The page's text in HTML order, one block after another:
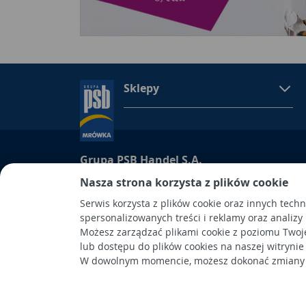
Nasza strona korzysta z plików cookie
Serwis korzysta z plików cookie oraz innych
spersonalizowanych treści i reklamy oraz
Możesz zarządzać plikami cookie z poziomu
lub dostępu do plików cookies na naszej
W dowolnym momencie, możesz dokonać
Sklepy
Grupa PSB Handel S.A.
Grupa PSB Handel S.A., siedziba: Wełecz 142,
Kielcach
pod nr KRS 0000661047, NIP 6551974439,
kapitał wpłacony: 53.275.000,00 zł. Spółka